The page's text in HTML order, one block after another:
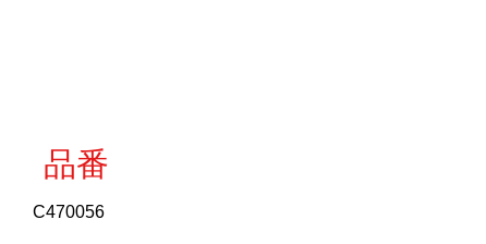
品番
C470056